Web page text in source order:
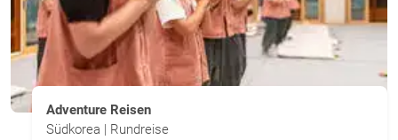
Adventure Reisen
Südkorea | Rundreise